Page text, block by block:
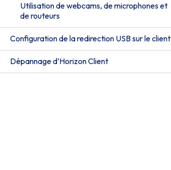
Utilisation de webcams, de microphones et
de routeurs
Configuration de la redirection USB sur le client
Dépannage d’Horizon Client